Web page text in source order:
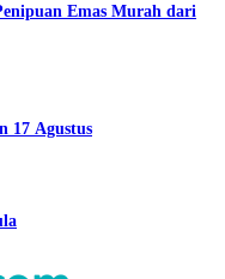
Emas Murah dari
17 Agustus